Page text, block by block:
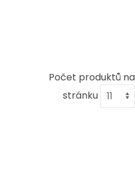
Počet produktů na
stránku